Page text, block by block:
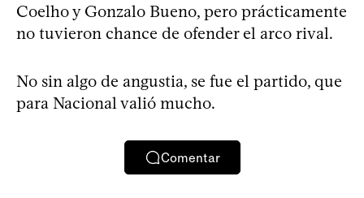
Coelho y Gonzalo Bueno, pero prácticamente
no tuvieron chance de ofender el arco rival.
No sin algo de angustia, se fue el partido, que
para Nacional valió mucho.
Comentar